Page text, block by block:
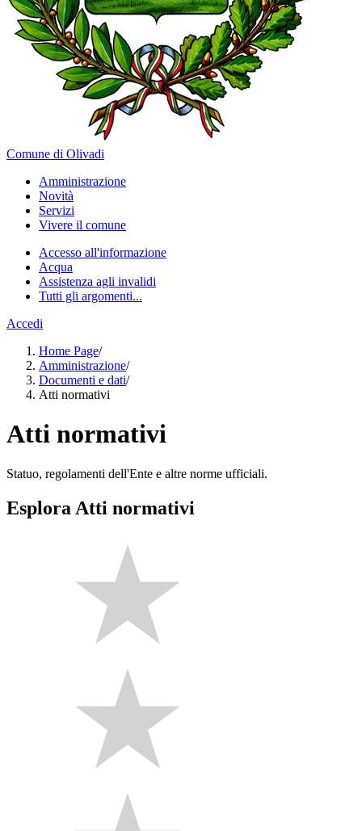
Comune di Olivadi
Amministrazione
Novità
Servizi
Vivere il comune
Accesso all'informazione
Acqua
Assistenza agli invalidi
Tutti gli argomenti...
Accedi
Home Page/
Amministrazione/
Documenti e dati/
Atti normativi
Atti normativi
Statuo, regolamenti dell'Ente e altre norme ufficiali.
Esplora Atti normativi